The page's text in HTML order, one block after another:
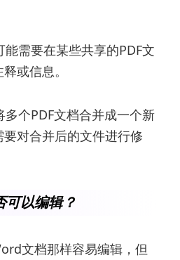
需要在某些共享的PDF文
或信息。
个PDF文档合并成一个新
对合并后的文件进行修
可以编辑？
文档那样容易编辑，但